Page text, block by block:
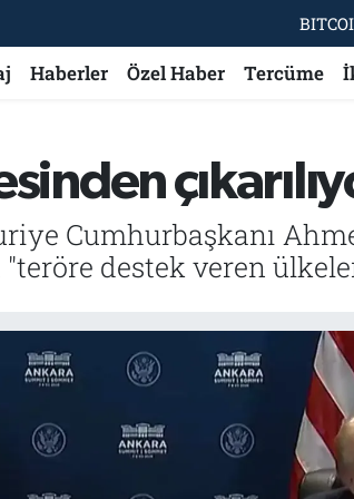
GRAM
Haberler Özel Haber Tercüme
Cumhurbaşkanı
destek veren